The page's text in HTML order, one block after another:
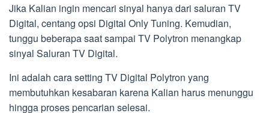
Jika Kalian ingin mencari sinyal hanya dari saluran TV
Digital, centang opsi Digital Only Tuning. Kemudian,
tunggu beberapa saat sampai TV Polytron menangkap
sinyal Saluran TV Digital.
Ini adalah cara setting TV Digital Polytron yang
membutuhkan kesabaran karena Kalian harus menunggu
hingga proses pencarian selesai.